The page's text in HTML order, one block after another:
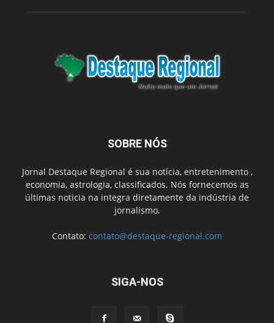
SOBRE NÓS
Jornal Destaque Regional é sua notícia, entretenimento ,
economia, astrologia, classificados. Nós fornecemos as
últimas noticia na integra diretamente da indústria de
jornalismo.
Contato: contato@destaque-regional.com
SIGA-NOS